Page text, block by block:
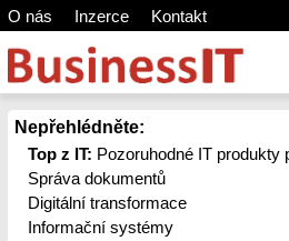
O nás Inzerce Kontakt
Nepřehlédněte:
Top z IT: Pozoruhodné IT produkty
Správa dokumentů
Digitální transformace
Informační systémy